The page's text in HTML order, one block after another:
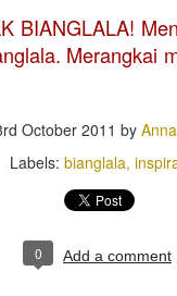
BIANGLALA!
Merangkai
October 2011 by
Labels: bianglala
0 Add a comment